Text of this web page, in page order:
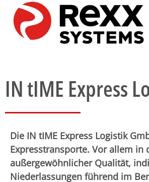
IN tIME Express
Die IN tIME Express Logistik
Expresstransporte. Vor allem
außergewöhnlicher Qualität,
Niederlassungen führend im